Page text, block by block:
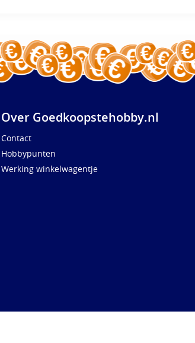
Over Goedkoopstehobby.nl
Contact
Hobbypunten
Werking winkelwagentje